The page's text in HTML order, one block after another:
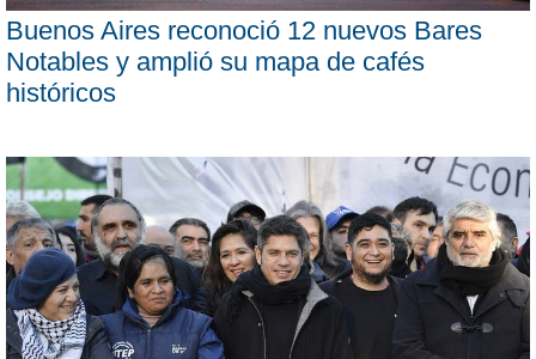
Buenos Aires reconoció 12 nuevos Bares
Notables y amplió su mapa de cafés
históricos